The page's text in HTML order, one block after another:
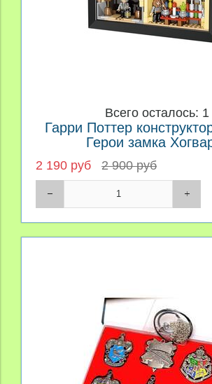
Всего осталось: 1
Гарри Поттер
Герои замка
2 190 руб 2 900 руб